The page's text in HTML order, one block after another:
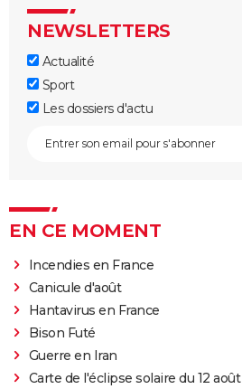
NEWSLETTERS
Actualité
Sport
Les dossiers d'actu
EN CE MOMENT
Incendies en France
Canicule d'août
Hantavirus en France
Bison Futé
Guerre en Iran
Carte de l'éclipse solaire du 12 août